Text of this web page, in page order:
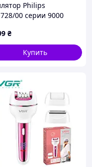
Philips
00 серии 9000
₴
Купить